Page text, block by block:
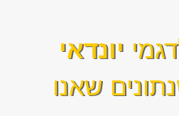
יונדאי
שאנו